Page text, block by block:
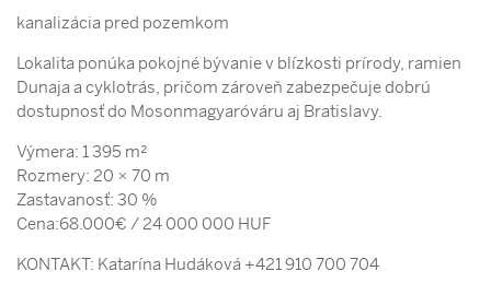
kanalizácia pred pozemkom
Lokalita ponúka pokojné bývanie v blízkosti prírody, ramien
Dunaja a cyklotrás, pričom zároveň zabezpečuje dobrú
dostupnosť do Mosonmagyaróváru aj Bratislavy.
Výmera: 1 395 m²
Rozmery: 20 × 70 m
Zastavanosť: 30 %
Cena:68.000€ / 24 000 000 HUF
KONTAKT: Katarína Hudáková +421 910 700 704